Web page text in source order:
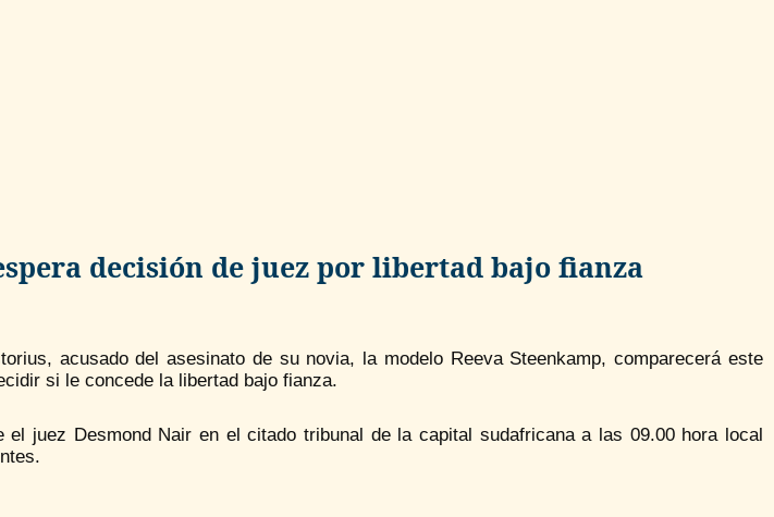
decisión de juez por libertad bajo fianza
acusado del asesinato de su novia, la modelo Reeva Steenkamp, comparecerá este
si le concede la libertad bajo fianza.
el juez Desmond Nair en el citado tribunal de la capital sudafricana a las 09.00 hora local